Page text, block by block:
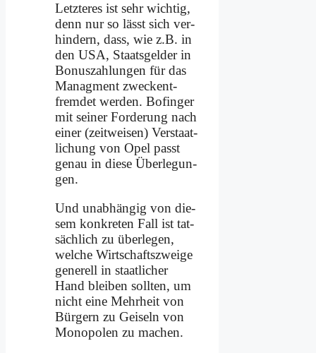
Letz­te­res ist sehr wich­tig,
denn nur so lässt sich ver­
hin­dern, dass, wie z.B. in
den USA, Staats­gel­der in
Bo­nus­zah­lun­gen für das
Ma­nag­ment zweck­ent­
frem­det wer­den. Bo­fin­ger
mit sei­ner For­de­rung nach
ei­ner (zeit­wei­sen) Ver­staat­
li­chung von Opel passt
ge­nau in die­se Über­le­gun­
gen.
Und un­ab­hän­gig von die­
sem kon­kre­ten Fall ist tat­
säch­lich zu über­le­gen,
wel­che Wirt­schafts­zwei­ge
ge­ne­rell in staat­li­cher
Hand blei­ben soll­ten, um
nicht ei­ne Mehr­heit von
Bür­gern zu Gei­seln von
Mo­no­po­len zu ma­chen.